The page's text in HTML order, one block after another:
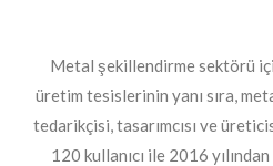
Metal şekillendirme sektörü
üretim tesislerinin yanı sıra,
tedarikçisi, tasarımcısı ve
120 kullanıcı ile 2016